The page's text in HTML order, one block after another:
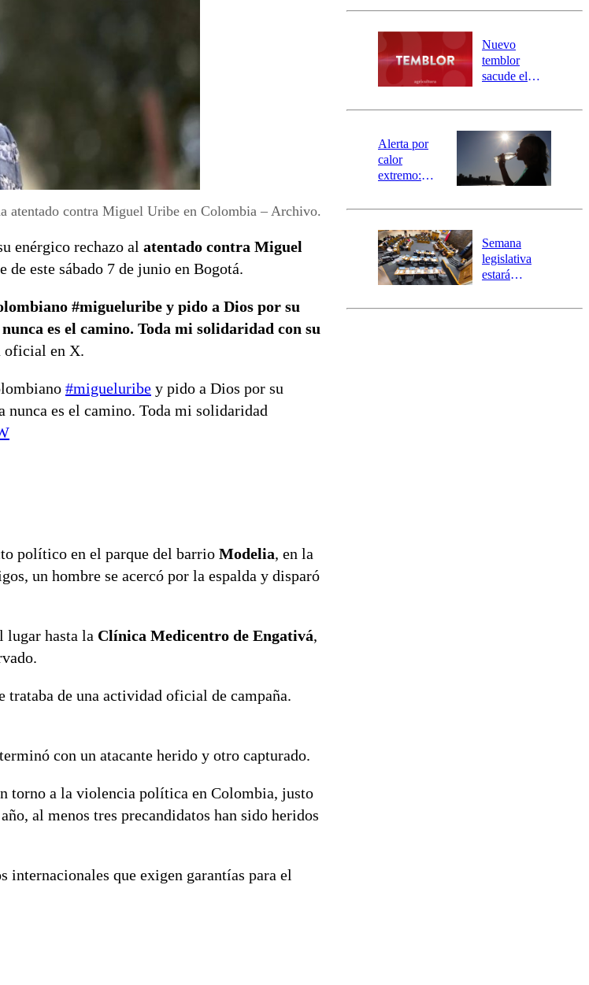
atentado contra Miguel Uribe en Colombia – Archivo.
enérgico rechazo al atentado contra Miguel
este sábado 7 de junio en Bogotá.
#migueluribe y pido a Dios por su
es el camino. Toda mi solidaridad con su
oficial en X.
#migueluribe y pido a Dios por su
es el camino. Toda mi solidaridad
político en el parque del barrio Modelia, en la
un hombre se acercó por la espalda y disparó
lugar hasta la Clínica Medicentro de Engativá,
trataba de una actividad oficial de campaña.
con un atacante herido y otro capturado.
torno a la violencia política en Colombia, justo
al menos tres precandidatos han sido heridos
que exigen garantías para el
Carahue por
río Damas:
activa
mensajería
SAE
Nuevo
temblor
sacude el
revisa la
epicentro
Alerta por
calor
extremo:
activa Alerta
Preventiva en
tres comunas
Semana
legislativa
estará
el fin de la